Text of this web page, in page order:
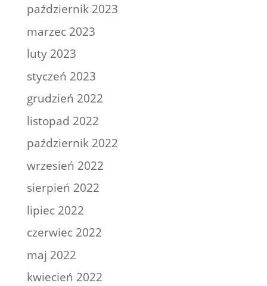
październik 2023
marzec 2023
luty 2023
styczeń 2023
grudzień 2022
listopad 2022
październik 2022
wrzesień 2022
sierpień 2022
lipiec 2022
czerwiec 2022
maj 2022
kwiecień 2022